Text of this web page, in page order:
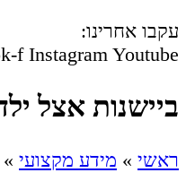
עקבו אחרינו:
f Instagram Youtube
ביישנות אצל
ראשי » מידע מקצועי »